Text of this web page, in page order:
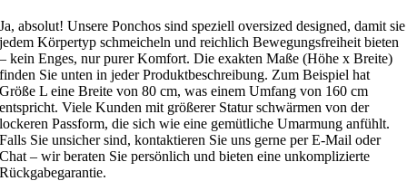
Ja, absolut! Unsere Ponchos sind speziell oversized designed, damit sie
jedem Körpertyp schmeicheln und reichlich Bewegungsfreiheit bieten
– kein Enges, nur purer Komfort. Die exakten Maße (Höhe x Breite)
finden Sie unten in jeder Produktbeschreibung. Zum Beispiel hat
Größe L eine Breite von 80 cm, was einem Umfang von 160 cm
entspricht. Viele Kunden mit größerer Statur schwärmen von der
lockeren Passform, die sich wie eine gemütliche Umarmung anfühlt.
Falls Sie unsicher sind, kontaktieren Sie uns gerne per E-Mail oder
Chat – wir beraten Sie persönlich und bieten eine unkomplizierte
Rückgabegarantie.